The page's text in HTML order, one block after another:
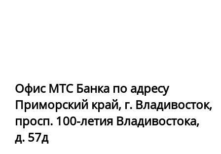
Офис МТС Банка по адресу
Приморский край, г. Владивосток,
просп. 100-летия Владивостока,
д. 57д